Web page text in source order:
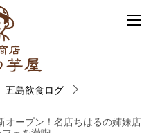
五島飲食ログ
オープン！名店ちはるの姉妹店